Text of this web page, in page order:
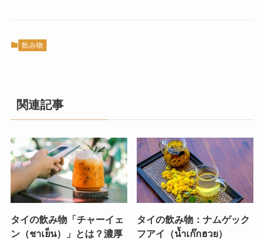
飲み物
関連記事
タイの飲み物「チャーイェ
ン（ชาเย็น）」とは？濃厚
タイの飲み物：ナムゲック
フアイ（น้ำเก๊กฮวย）